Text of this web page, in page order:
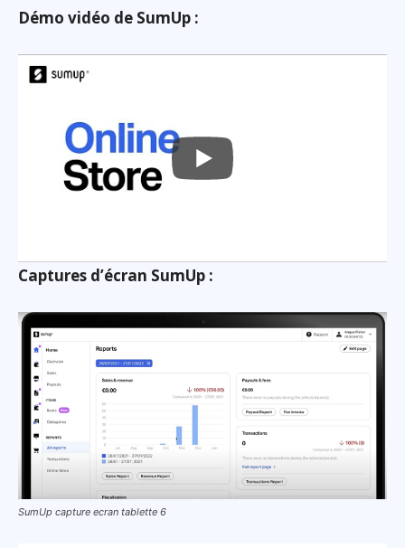
Démo vidéo de SumUp :
Captures d’écran SumUp :
SumUp capture ecran tablette 6